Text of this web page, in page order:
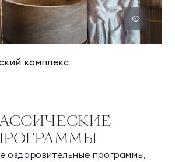
комплекс
оздоровительные программы,